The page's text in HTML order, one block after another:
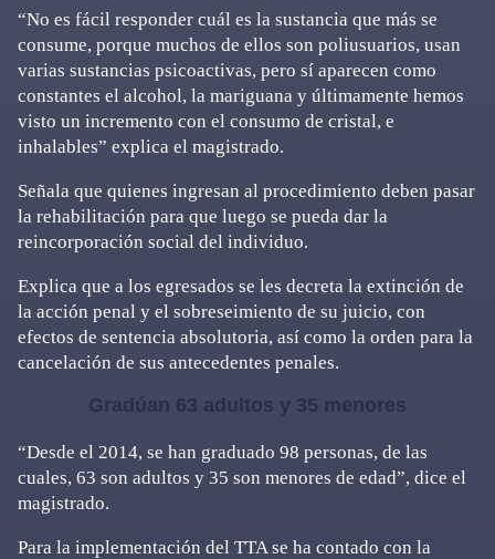
“No es fácil responder cuál es la sustancia que más se
consume, porque muchos de ellos son poliusuarios, usan
varias sustancias psicoactivas, pero sí aparecen como
constantes el alcohol, la mariguana y últimamente hemos
visto un incremento con el consumo de cristal, e
inhalables” explica el magistrado.
Señala que quienes ingresan al procedimiento deben pasar
la rehabilitación para que luego se pueda dar la
reincorporación social del individuo.
Explica que a los egresados se les decreta la extinción de
la acción penal y el sobreseimiento de su juicio, con
efectos de sentencia absolutoria, así como la orden para la
cancelación de sus antecedentes penales.
Gradúan 63 adultos y 35 menores
“Desde el 2014, se han graduado 98 personas, de las
cuales, 63 son adultos y 35 son menores de edad”, dice el
magistrado.
Para la implementación del TTA se ha contado con la